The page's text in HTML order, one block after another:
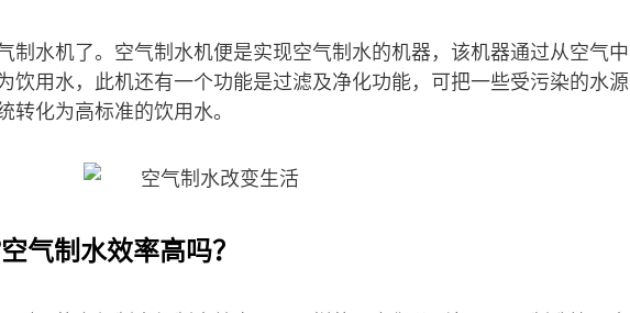
制水机了。空气制水机便是实现空气制水的机器，该机器通过从空气中
饮用水，此机还有一个功能是过滤及净化功能，可把一些受污染的水源
化为高标准的饮用水。
气制水效率高吗？